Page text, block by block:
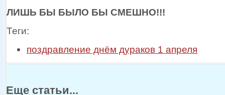
ЛИШЬ БЫ БЫЛО БЫ СМЕШНО!!!
Теги:
поздравление днём дураков 1 апреля
Еще статьи...